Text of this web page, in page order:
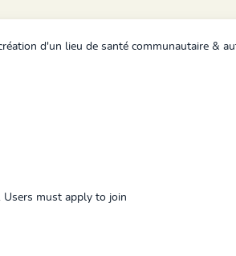
d'un lieu de santé communautaire &
must apply to join